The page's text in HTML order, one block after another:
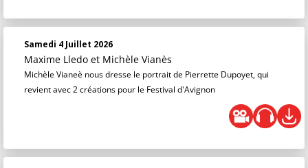
Samedi 4 Juillet 2026
Maxime Lledo et Michèle Vianès
Michèle Vianeè nous dresse le portrait de Pierrette Dupoyet, qui
revient avec 2 créations pour le Festival d'Avignon